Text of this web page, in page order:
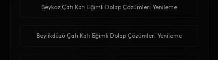
Beykoz Çatı Katı Eğimli Dolap Çözümleri Yenileme
Beylikdüzü Çatı Katı Eğimli Dolap Çözümleri Yenileme